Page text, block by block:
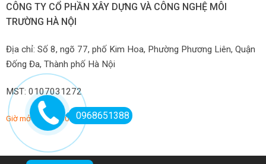
CÔNG TY CỔ PHẦN XÂY DỰNG VÀ CÔNG NGHỆ MÔI
TRƯỜNG HÀ NỘI
Địa chỉ: Số 8, ngõ 77, phố Kim Hoa, Phường Phương Liên, Quận
Đống Đa, Thành phố Hà Nội
MST: 0107031272
Giờ mở hàng: 7:00-22:00 hàng ngày
0968651388